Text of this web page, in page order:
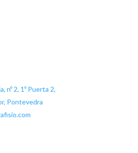
nº 2, 1º Puerta 2,
Pontevedra